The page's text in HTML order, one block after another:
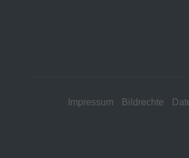
Impressum Bildrechte